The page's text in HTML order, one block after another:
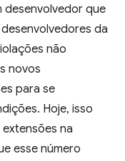
desenvolvedor que
da
não
novos
para se
Hoje, isso
na
esse número